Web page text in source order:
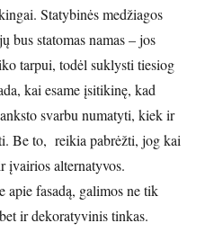
Statybinės medžiagos
bus statomas namas – jos
tarpui, todėl suklysti tiesiog
kai esame įsitikinę, kad
svarbu numatyti, kiek ir
Be to, reikia pabrėžti, jog kai
įvairios alternatyvos.
apie fasadą, galimos ne tik
ir dekoratyvinis tinkas.